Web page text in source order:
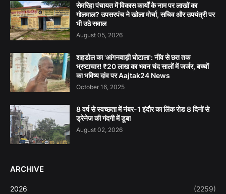
सेमरिहा पंचायत में विकास कार्यों के नाम पर लाखों का
गोलमाल? उपसरपंच ने खोला मोर्चा, सचिव और उपयंत्री पर
भी उठे सवाल
August 05, 2026
शहडोल का 'आंगनवाड़ी घोटाला': नींव से छत तक
भ्रष्टाचार! ₹20 लाख का भवन चंद सालों में जर्जर, बच्चों
का भविष्य दांव पर Aajtak24 News
October 16, 2025
8 वर्ष से स्वच्छता में नंबर-1 इंदौर का लिंक रोड 8 दिनों से
ड्रेनेज की गंदगी में डूबा
August 02, 2026
ARCHIVE
2026 (2259)